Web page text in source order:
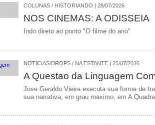
COLUNAS / HISTORIANDO | 28/07/2026
NOS CINEMAS: A ODISSEIA
Indo direto ao ponto "O filme do ano"
NOTICIAS/DROPS / NA ESTANTE | 25/07/2026
A Questao da Linguagem
Jose Geraldo Vieira executa sua forma de
sua narrativa, em grau maximo, em A